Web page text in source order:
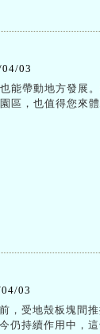
03
能帶動地方發展
區，也值得您來體
03
，受地殼板塊間
仍持續作用中，